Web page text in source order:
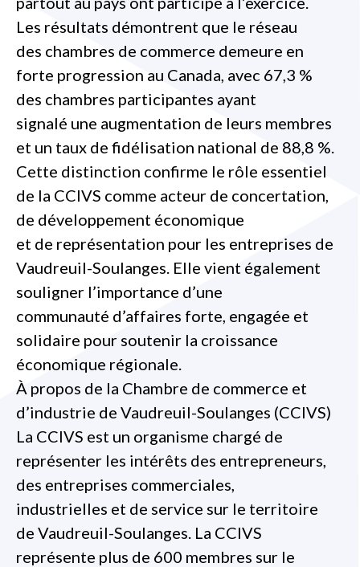
Les résultats démontrent que le réseau
des chambres de commerce demeure en
forte progression au Canada, avec 67,3 %
des chambres participantes ayant
signalé une augmentation de leurs membres
et un taux de fidélisation national de 88,8 %.
Cette distinction confirme le rôle essentiel
de la CCIVS comme acteur de concertation,
de développement économique
et de représentation pour les entreprises de
Vaudreuil-Soulanges. Elle vient également
souligner l’importance d’une
communauté d’affaires forte, engagée et
solidaire pour soutenir la croissance
économique régionale.
À propos de la Chambre de commerce et
d’industrie de Vaudreuil-Soulanges (CCIVS)
La CCIVS est un organisme chargé de
représenter les intérêts des entrepreneurs,
des entreprises commerciales,
industrielles et de service sur le territoire
de Vaudreuil-Soulanges. La CCIVS
représente plus de 600 membres sur le